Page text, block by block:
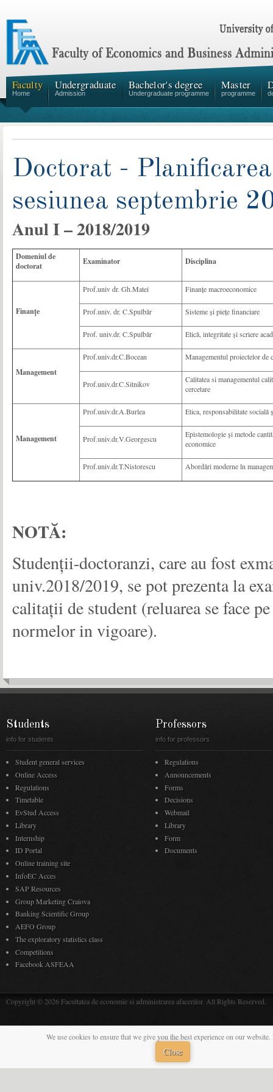
Faculty
Home
Undergraduate
Admission
Bachelor's degree
Undergraduate programme
Master
programme
Doctorat -
sesiunea septembrie
Anul I – 2018/2019
Domeniul de
doctorat
Examinator Disciplina
Finanțe
Prof.univ dr. Gh.Matei Finanțe macroeconomice
Prof.univ. dr. C.Spulbăr Sisteme și piețe financiare
Prof. univ.dr. C.Spulbăr Etică, integritate și scriere
Management
Prof.univ.dr.C.Bocean Managementul proiectelor de
Prof.univ.dr.C.Sitnikov
Calitatea si managementul
cercetare
Management
Prof.univ.dr.A.Burlea Etica, responsabilitate socială
Prof.univ.dr.V.Georgescu
Epistemologie și metode
economice
Prof.univ.dr.T.Nistorescu Abordări moderne în
NOTĂ:
Studenții-doctoranzi, care au fost
univ.2018/2019, se pot prezenta la
calitații de student (reluarea se face
normelor in vigoare).
Students
info for students
Student general services
Online Access
Regulations
Timetable
EvStud Access
Library
Internship
ID Portal
Online training site
InfoEC Acces
SAP Resources
Group Marketing Craiova
Banking Scientific Group
AEFO Group
The exploratory statistics class
Competitions
Facebook ASFEAA
Professors
info for professors
Regulations
Announcements
Forms
Decisions
Webmail
Library
Form
Documents
Copyright © 2026 Facultatea de economie si administrarea afacerilor. All Rights Reserved.
We use cookies to ensure that we give you the best experience on our
Close